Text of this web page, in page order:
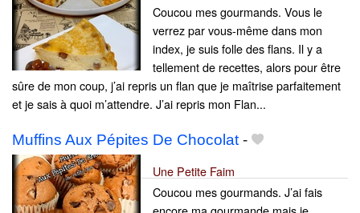
Coucou mes gourmands. Vous le
verrez par vous-même dans mon
index, je suis folle des flans. Il y a
tellement de recettes, alors pour être
sûre de mon coup, j’ai repris un flan que je maîtrise parfaitement
et je sais à quoi m’attendre. J’ai repris mon Flan...
Muffins Aux Pépites De Chocolat -
Une Petite Faim
Coucou mes gourmands. J’ai fais